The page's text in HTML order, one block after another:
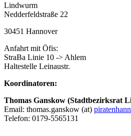
Lindwurm
Nedderfeldstraße 22
30451 Hannover
Anfahrt mit Öfis:
StraBa Linie 10 -> Ahlem
Haltestelle Leinaustr.
Koordinatoren:
Thomas Ganskow (Stadtbezirksrat
Email: thomas.ganskow (at)
Telefon: 0179-5565131